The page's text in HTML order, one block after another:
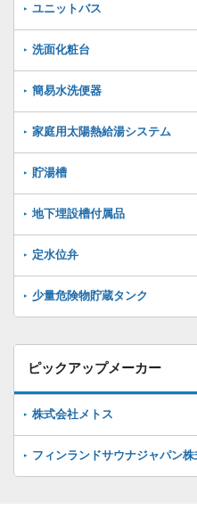
ユニットバス
洗面化粧台
簡易水洗便器
家庭用太陽熱給湯システム
貯湯槽
地下埋設槽付属品
定水位弁
少量危険物貯蔵タンク
ピックアップメーカー
株式会社メトス
フィンランドサウナジャパン株